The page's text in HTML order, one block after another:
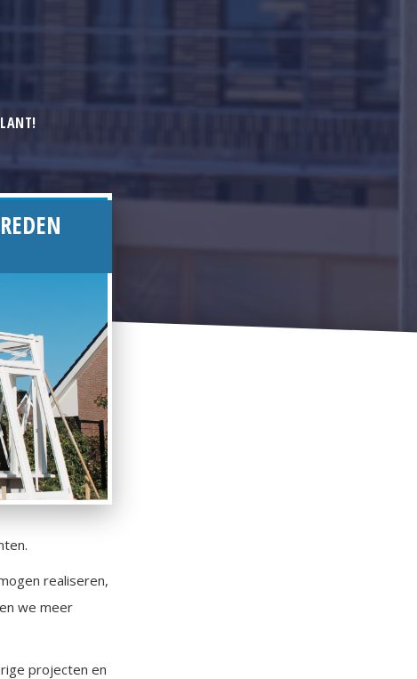
realiseren,
we meer
projecten en